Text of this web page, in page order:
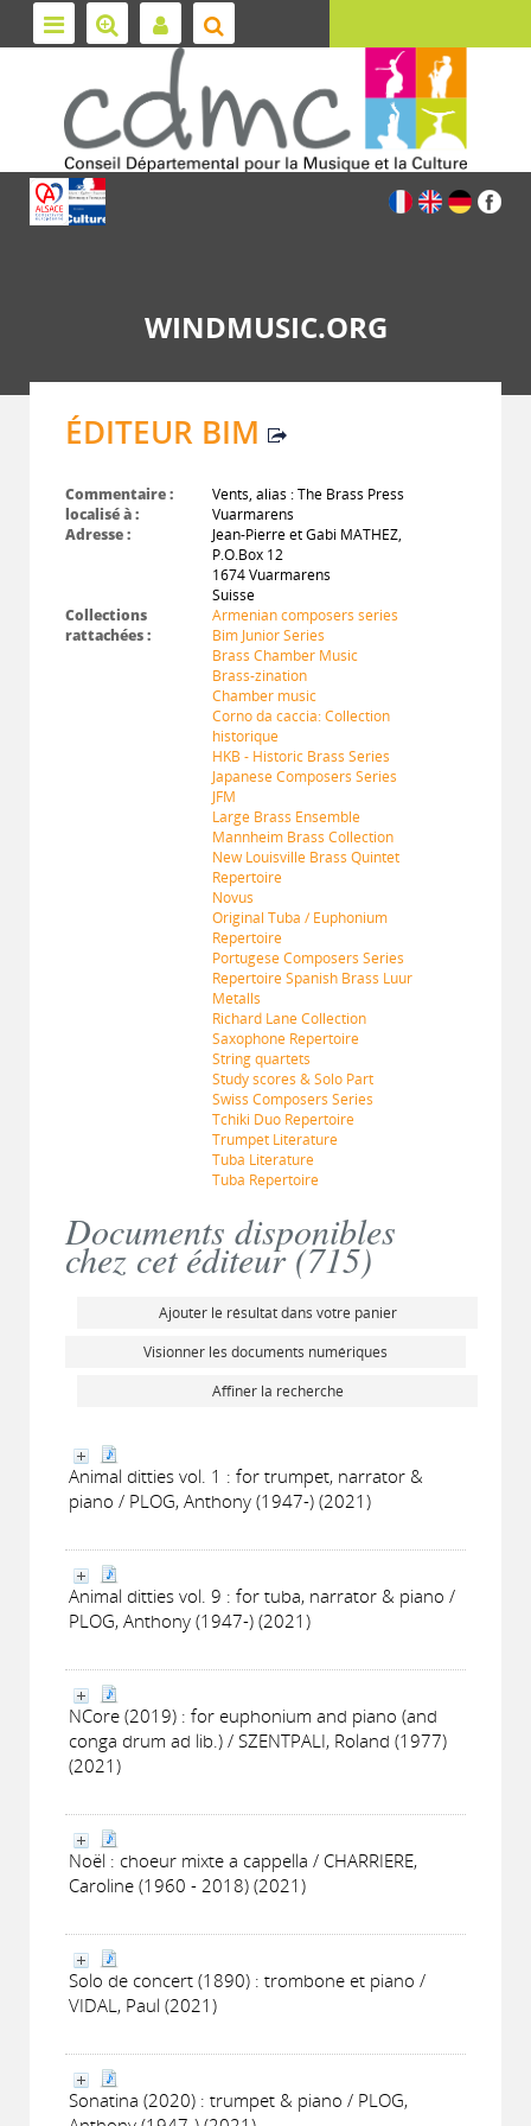
WINDMUSIC.ORG
ÉDITEUR BIM
Commentaire :
Vents, alias : The Brass Press
localisé à :
Vuarmarens
Adresse :
Jean-Pierre et Gabi MATHEZ,
P.O.Box 12
1674 Vuarmarens
Suisse
Collections
rattachées :
Armenian composers series
Bim Junior Series
Brass Chamber Music
Brass-zination
Chamber music
Corno da caccia: Collection
historique
HKB - Historic Brass Series
Japanese Composers Series
JFM
Large Brass Ensemble
Mannheim Brass Collection
New Louisville Brass Quintet
Repertoire
Novus
Original Tuba / Euphonium
Repertoire
Portugese Composers Series
Repertoire Spanish Brass Luur
Metalls
Richard Lane Collection
Saxophone Repertoire
String quartets
Study scores & Solo Part
Swiss Composers Series
Tchiki Duo Repertoire
Trumpet Literature
Tuba Literature
Tuba Repertoire
Documents disponibles
chez cet éditeur (715)
Ajouter le résultat dans votre panier
Visionner les documents numériques
Affiner la recherche
Animal ditties vol. 1 : for trumpet, narrator &
piano / PLOG, Anthony (1947-) (2021)
Animal ditties vol. 9 : for tuba, narrator & piano /
PLOG, Anthony (1947-) (2021)
NCore (2019) : for euphonium and piano (and
conga drum ad lib.) / SZENTPALI, Roland (1977)
(2021)
Noël : choeur mixte a cappella / CHARRIERE,
Caroline (1960 - 2018) (2021)
Solo de concert (1890) : trombone et piano /
VIDAL, Paul (2021)
Sonatina (2020) : trumpet & piano / PLOG,